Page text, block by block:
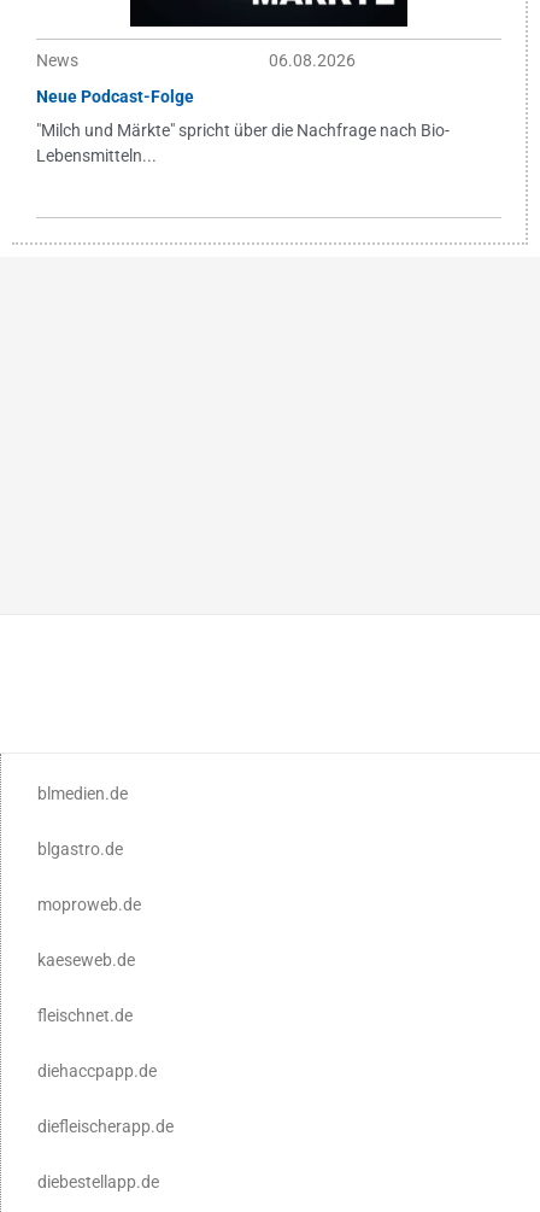
News
06.08.2026
Neue Podcast-Folge
"Milch und Märkte" spricht über die Nachfrage nach Bio-
Lebensmitteln...
blmedien.de
blgastro.de
moproweb.de
kaeseweb.de
fleischnet.de
diehaccpapp.de
diefleischerapp.de
diebestellapp.de